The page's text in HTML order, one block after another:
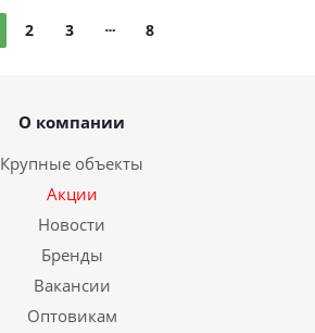
2 3 8
О компании
Крупные объекты
Акции
Новости
Бренды
Вакансии
Оптовикам